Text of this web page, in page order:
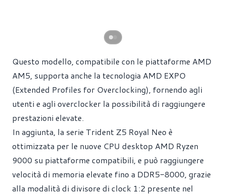
Questo modello, compatibile con le piattaforme AMD
AM5, supporta anche la tecnologia AMD EXPO
(Extended Profiles for Overclocking), fornendo agli
utenti e agli overclocker la possibilità di raggiungere
prestazioni elevate.
In aggiunta, la serie Trident Z5 Royal Neo è
ottimizzata per le nuove CPU desktop AMD Ryzen
9000 su piattaforme compatibili, e può raggiungere
velocità di memoria elevate fino a DDR5-8000, grazie
alla modalità di divisore di clock 1:2 presente nel